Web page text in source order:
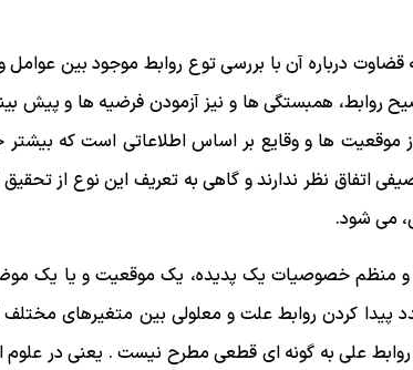
درباره آن با بررسی توع روابط موجود بین عوامل
روابط، همبستگی ها و نیز آزمودن فرضیه ها و پیش
موقعیت ها و وقایع بر اساس اطلاعاتی است که
اتفاق نظر ندارند و گاهی به تعریف این نوع از تحقیق
می شود.
و منظم خصوصیات یک پدیده، یک موقعیت و یا یک
کردن روابط علت و معلولی بین متغیرهای مختلف
روابط علی به گونه ای قطعی مطرح نیست . یعنی در علوم